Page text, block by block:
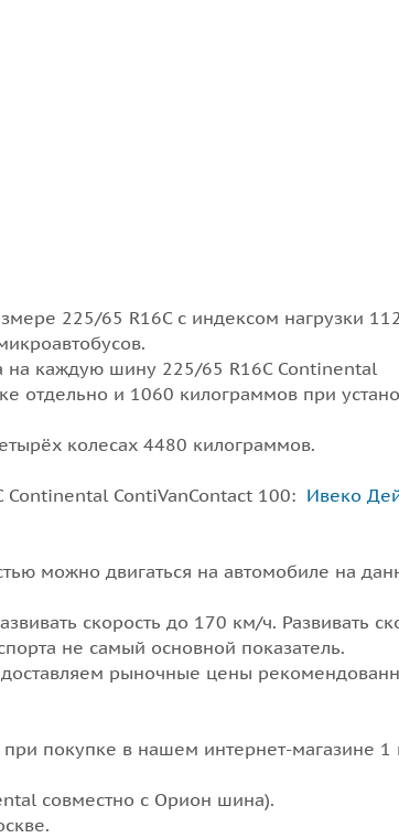
225/65 R16C с индексом нагрузки
на каждую шину 225/65 R16C Continental
отдельно и 1060 килограммов при
колесах 4480 килограммов.
ContiVanContact 100: Ивеко
можно двигаться на автомобиле на
скорость до 170 км/ч. Развивать
не самый основной показатель.
рыночные цены
покупке в нашем интернет-магазине 1
совместно с Орион шина).